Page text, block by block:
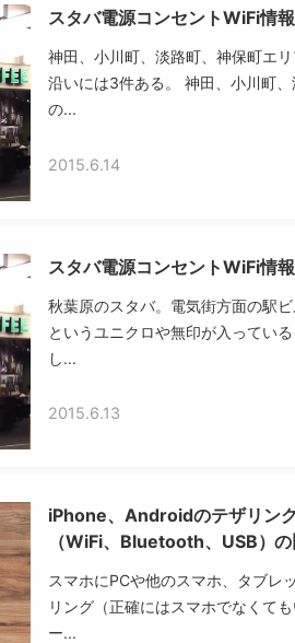
スタバ電源コンセントWiFi情
神田、小川町、淡路町、神保町エ
沿いには3件ある。 神田、小川町
の...
2015.6.14
スタバ電源コンセントWiFi情報
秋葉原のスタバ。電気街方面の駅
というユニクロや無印が入ってい
し...
2015.6.13
iPhone、Androidのテザリン
（WiFi、Bluetooth、USB）
スマホにPCや他のスマホ、タブレ
リング（正確にはスマホでなくて
ー...